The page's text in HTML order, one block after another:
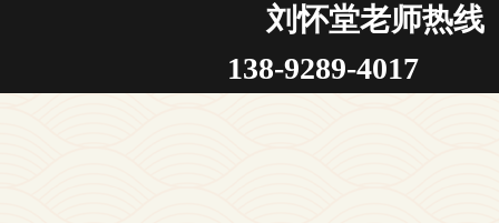
刘怀堂老师热线
138-9289-4017